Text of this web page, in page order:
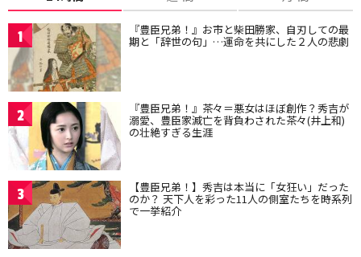
1 『豊臣兄弟！』お市と柴田勝家、自刃しての最
期と「辞世の句」…運命を共にした２人の悲劇
2 『豊臣兄弟！』茶々＝悪女はほぼ創作？秀吉が
溺愛、豊臣家滅亡を背負わされた茶々(井上和)
の壮絶すぎる生涯
3 【豊臣兄弟！】秀吉は本当に「女狂い」だった
のか？ 天下人を彩った11人の側室たちを時系列
で一挙紹介